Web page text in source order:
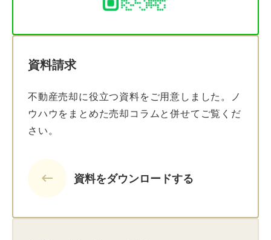
資料請求
不動産売却に役立つ資料をご用意しました。ノ
ウハウをまとめた売却コラムと併せてご覧くだ
さい。
keyboard_backspace 資料をダウンロードする